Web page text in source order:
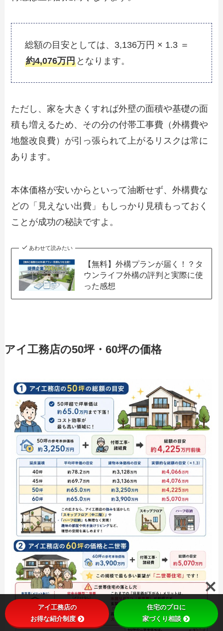
総額の目安としては、3,136万円 × 1.3 ＝
約4,076万円 となります。
ただし、家を大きくすれば外壁の面積や基礎の面
積も増えるため、その分の付帯工事費（外構費や
地盤改良費）が引っ張られて上がるリスクは常に
あります。
本体価格が安いからといって油断せず、外構費な
どの「見えない出費」もしっかり見積もっておく
ことが成功の秘訣ですよ。
あわせて読みたい
【無料】外構プランが届く！？タ
ウンライフ外構の評判と実際に使
った感想
アイ工務店の50坪・60坪の価格
アイ工務店の
お得な紹介制度
住宅のプロに
家づくり相談